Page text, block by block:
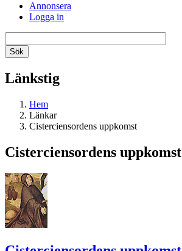
Annonsera
Logga in
Länkstig
Hem
Länkar
Cisterciensordens uppkomst
Cisterciensordens uppkomst